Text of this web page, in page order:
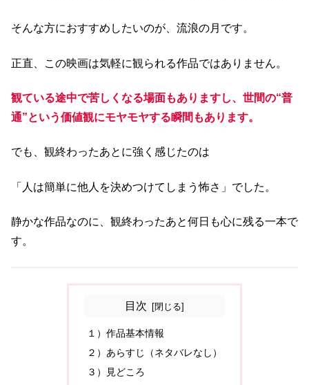
そんな方におすすめしたいのが、流浪の月です。
正直、この映画は気軽に観られる作品ではありません。
観ている途中で苦しくなる場面もありますし、世間の“普
通”という価値観にモヤモヤする瞬間もあります。
でも、観終わったあとに強く感じたのは
「人は簡単に他人を決めつけてしまう怖さ」でした。
静かな作品なのに、観終わったあと何日も心に残る一本で
す。
目次
１）作品基本情報
２）あらすじ（ネタバレなし）
３）見どころ